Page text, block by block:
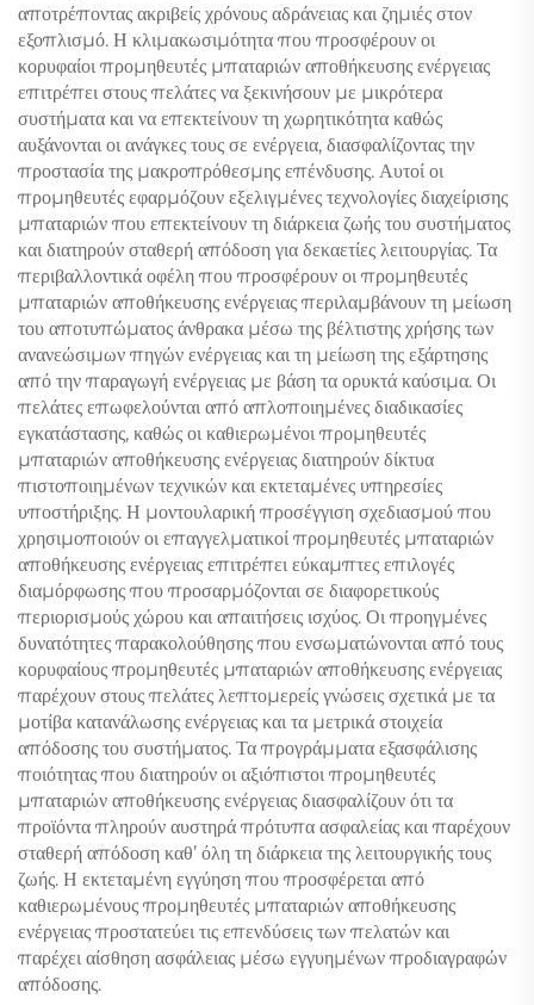
αποτρέποντας ακριβείς χρόνους αδράνειας και ζημιές στον
εξοπλισμό. Η κλιμακωσιμότητα που προσφέρουν οι
κορυφαίοι προμηθευτές μπαταριών αποθήκευσης ενέργειας
επιτρέπει στους πελάτες να ξεκινήσουν με μικρότερα
συστήματα και να επεκτείνουν τη χωρητικότητα καθώς
αυξάνονται οι ανάγκες τους σε ενέργεια, διασφαλίζοντας την
προστασία της μακροπρόθεσμης επένδυσης. Αυτοί οι
προμηθευτές εφαρμόζουν εξελιγμένες τεχνολογίες διαχείρισης
μπαταριών που επεκτείνουν τη διάρκεια ζωής του συστήματος
και διατηρούν σταθερή απόδοση για δεκαετίες λειτουργίας. Τα
περιβαλλοντικά οφέλη που προσφέρουν οι προμηθευτές
μπαταριών αποθήκευσης ενέργειας περιλαμβάνουν τη μείωση
του αποτυπώματος άνθρακα μέσω της βέλτιστης χρήσης των
ανανεώσιμων πηγών ενέργειας και τη μείωση της εξάρτησης
από την παραγωγή ενέργειας με βάση τα ορυκτά καύσιμα. Οι
πελάτες επωφελούνται από απλοποιημένες διαδικασίες
εγκατάστασης, καθώς οι καθιερωμένοι προμηθευτές
μπαταριών αποθήκευσης ενέργειας διατηρούν δίκτυα
πιστοποιημένων τεχνικών και εκτεταμένες υπηρεσίες
υποστήριξης. Η μοντουλαρική προσέγγιση σχεδιασμού που
χρησιμοποιούν οι επαγγελματικοί προμηθευτές μπαταριών
αποθήκευσης ενέργειας επιτρέπει εύκαμπτες επιλογές
διαμόρφωσης που προσαρμόζονται σε διαφορετικούς
περιορισμούς χώρου και απαιτήσεις ισχύος. Οι προηγμένες
δυνατότητες παρακολούθησης που ενσωματώνονται από τους
κορυφαίους προμηθευτές μπαταριών αποθήκευσης ενέργειας
παρέχουν στους πελάτες λεπτομερείς γνώσεις σχετικά με τα
μοτίβα κατανάλωσης ενέργειας και τα μετρικά στοιχεία
απόδοσης του συστήματος. Τα προγράμματα εξασφάλισης
ποιότητας που διατηρούν οι αξιόπιστοι προμηθευτές
μπαταριών αποθήκευσης ενέργειας διασφαλίζουν ότι τα
προϊόντα πληρούν αυστηρά πρότυπα ασφαλείας και παρέχουν
σταθερή απόδοση καθ’ όλη τη διάρκεια της λειτουργικής τους
ζωής. Η εκτεταμένη εγγύηση που προσφέρεται από
καθιερωμένους προμηθευτές μπαταριών αποθήκευσης
ενέργειας προστατεύει τις επενδύσεις των πελατών και
παρέχει αίσθηση ασφάλειας μέσω εγγυημένων προδιαγραφών
απόδοσης.